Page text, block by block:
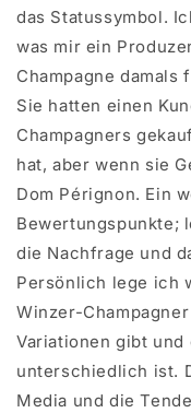
das Statussymbol.
was mir ein
Champagne damals
Sie hatten einen
Champagners
hat, aber wenn sie
Dom Pérignon. Ein
Bewertungspunkte;
die Nachfrage und
Persönlich lege ich
Winzer-
Variationen gibt und
unterschiedlich ist.
Media und die